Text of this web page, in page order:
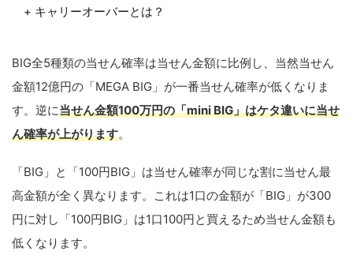
+ キャリーオーバーとは？
BIG全5種類の当せん確率は当せん金額に比例し、当然当せん
金額12億円の「MEGA BIG」が一番当せん確率が低くなりま
す。逆に当せん金額100万円の「mini BIG」はケタ違いに当せ
ん確率が上がります。
「BIG」と「100円BIG」は当せん確率が同じな割に当せん最
高金額が全く異なります。これは1口の金額が「BIG」が300
円に対し「100円BIG」は1口100円と買えるため当せん金額も
低くなります。